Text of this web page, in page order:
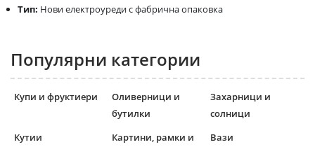
Тип: Нови електроуреди с фабрична опаковка
Популярни категории
Купи и фруктиери
Оливерници и
бутилки
Захарници и
солници
Кутии
Картини, рамки и
Вази